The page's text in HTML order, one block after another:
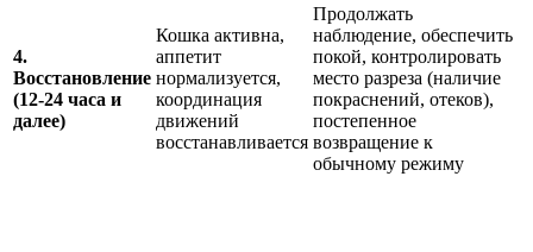
4.
Восстановление
(12-24 часа и
далее)
Кошка активна,
аппетит
нормализуется,
координация
движений
восстанавливается
Продолжать
наблюдение, обеспечить
покой, контролировать
место разреза (наличие
покраснений, отеков),
постепенное
возвращение к
обычному режиму